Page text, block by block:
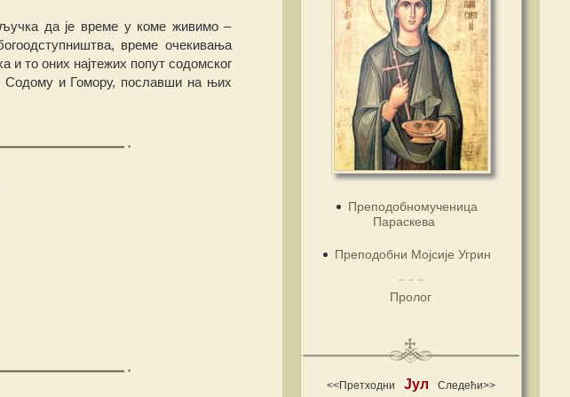
да је време у коме живимо –
време очекивања
и то оних најтежих попут содомског
Содому и Гомору, пославши на њих
Преподобномученица
Параскева
Преподобни Мојсије Угрин
Пролог
<<Претходни Јул Следећи>>